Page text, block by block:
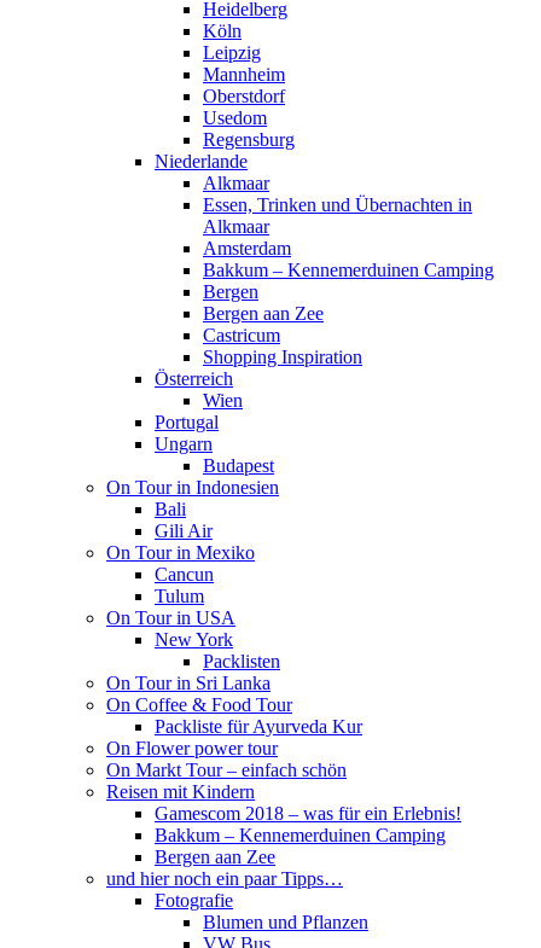
Heidelberg
Köln
Leipzig
Mannheim
Oberstdorf
Usedom
Regensburg
Niederlande
Alkmaar
Essen, Trinken und Übernachten in
Alkmaar
Amsterdam
Bakkum – Kennemerduinen Camping
Bergen
Bergen aan Zee
Castricum
Shopping Inspiration
Österreich
Wien
Portugal
Ungarn
Budapest
On Tour in Indonesien
Bali
Gili Air
On Tour in Mexiko
Cancun
Tulum
On Tour in USA
New York
Packlisten
On Tour in Sri Lanka
On Coffee & Food Tour
Packliste für Ayurveda Kur
On Flower power tour
On Markt Tour – einfach schön
Reisen mit Kindern
Gamescom 2018 – was für ein Erlebnis!
Bakkum – Kennemerduinen Camping
Bergen aan Zee
und hier noch ein paar Tipps…
Fotografie
Blumen und Pflanzen
VW Bus